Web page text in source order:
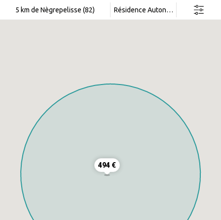
5 km de Nègrepelisse (82) Résidence Autonomie
Rechercher dans cette zone
494 €